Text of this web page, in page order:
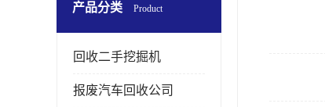
产品分类 Product
回收二手挖掘机
报废汽车回收公司